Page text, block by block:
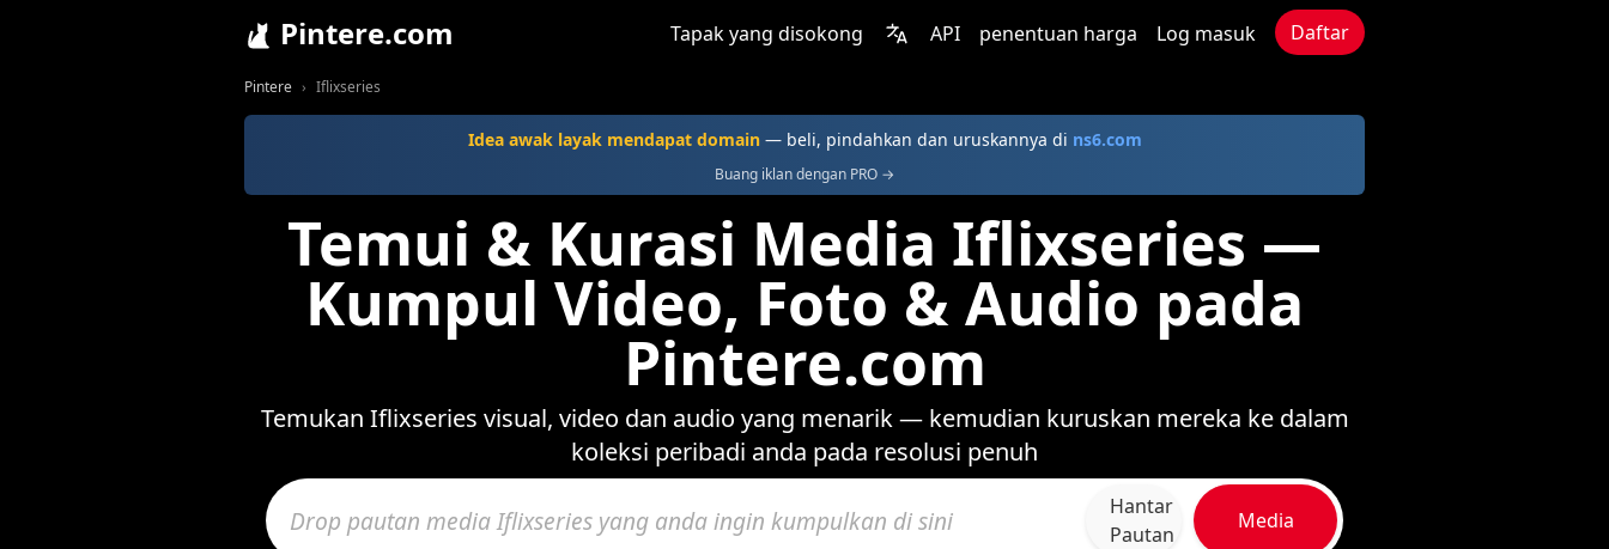
Pintere.com Tapak yang disokong API penentuan harga Log masuk Daftar
Pintere Iflixseries
Idea awak layak mendapat domain— beli, pindahkan dan uruskannya di ns6.com
Buang iklan dengan PRO →
Temui & Kurasi Media Iflixseries —
Kumpul Video, Foto & Audio pada
Pintere.com
Temukan Iflixseries visual, video dan audio yang menarik — kemudian kuruskan mereka ke dalam
koleksi peribadi anda pada resolusi penuh
Hantar
Pautan
Media